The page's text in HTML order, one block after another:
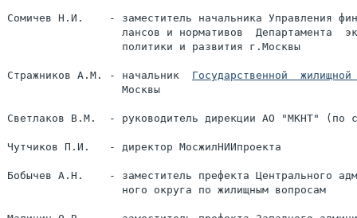
Сомичев Н.И.    - заместитель начальника Управления
лансов и нормативов  Департамента
                  политики и развития г.Москвы
Стражников А.М. - начальник Государственной
                  Москвы
Светлаков В.М.  - руководитель дирекции АО "МКНТ" (по
Чутчиков П.И.   - директор МосжилНИИпроекта
Бобычев А.Н.    - заместитель префекта Центрального
                  ного округа по жилищным вопросам